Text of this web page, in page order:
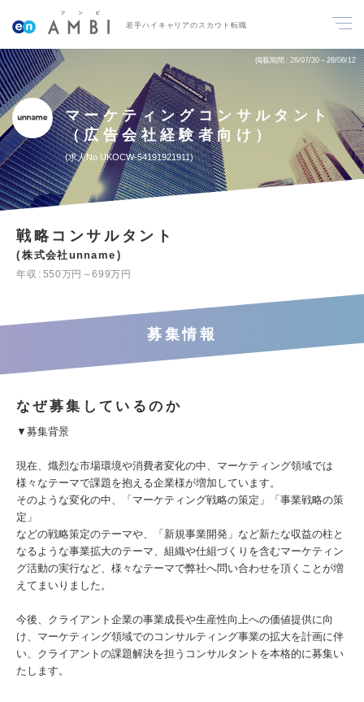
若手ハイキャリアのスカウト転職
掲載期間 26/07/30～26/08/12
マーケティングコンサルタント
（広告会社経験者向け）
求人No.UKOCW-54191921911
戦略コンサルタント
株式会社unname
年収 550万円～699万円
募集情報
なぜ募集しているのか
▼募集背景
現在、熾烈な市場環境や消費者変化の中、マーケティング領域では
様々なテーマで課題を抱える企業様が増加しています。
そのような変化の中、「マーケティング戦略の策定」「事業戦略の策
定」
などの戦略策定のテーマや、「新規事業開発」など新たな収益の柱と
なるような事業拡大のテーマ、組織や仕組づくりを含むマーケティン
グ活動の実行など、様々なテーマで弊社へ問い合わせを頂くことが増
えてまいりました。
今後、クライアント企業の事業成長や生産性向上への価値提供に向
け、マーケティング領域でのコンサルティング事業の拡大を計画に伴
い、クライアントの課題解決を担うコンサルタントを本格的に募集い
たします。